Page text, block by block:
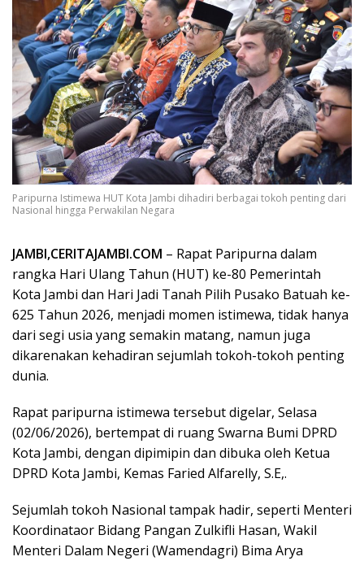
Paripurna Istimewa HUT Kota Jambi dihadiri berbagai tokoh penting dari
Nasional hingga Perwakilan Negara
JAMBI,CERITAJAMBI.COM – Rapat Paripurna dalam
rangka Hari Ulang Tahun (HUT) ke-80 Pemerintah
Kota Jambi dan Hari Jadi Tanah Pilih Pusako Batuah ke-
625 Tahun 2026, menjadi momen istimewa, tidak hanya
dari segi usia yang semakin matang, namun juga
dikarenakan kehadiran sejumlah tokoh-tokoh penting
dunia.
Rapat paripurna istimewa tersebut digelar, Selasa
(02/06/2026), bertempat di ruang Swarna Bumi DPRD
Kota Jambi, dengan dipimipin dan dibuka oleh Ketua
DPRD Kota Jambi, Kemas Faried Alfarelly, S.E,.
Sejumlah tokoh Nasional tampak hadir, seperti Menteri
Koordinataor Bidang Pangan Zulkifli Hasan, Wakil
Menteri Dalam Negeri (Wamendagri) Bima Arya